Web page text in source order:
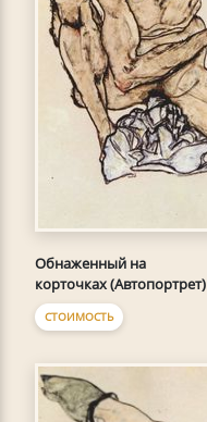
Обнаженный на
корточках (Автопортрет)
СТОИМОСТЬ